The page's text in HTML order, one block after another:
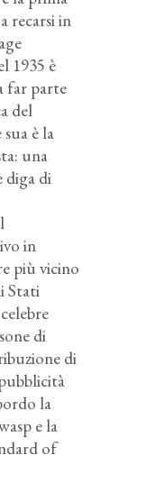
recarsi in
1935 è
far parte
del
è la
una
di
in
più vicino
Stati
di
di
la
e la
of